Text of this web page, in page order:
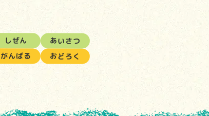
しぜん
あいさつ
がんばる おどろく